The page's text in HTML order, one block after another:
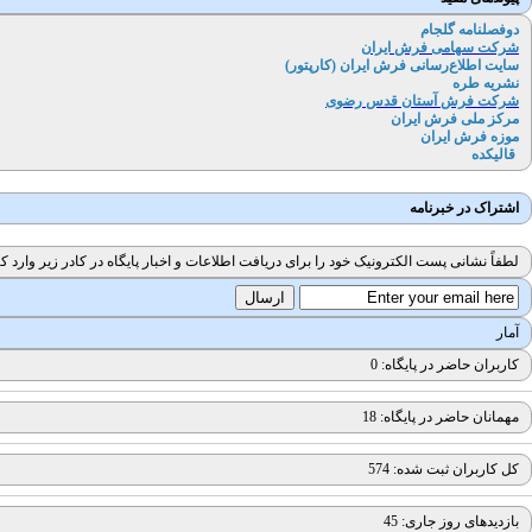
دوفصلنامه گلجام
شرکت سهامی فرش ایران
سایت اطلاع‌رسانی فرش ایران (کارپتور )
نشریه طره
شرکت فرش آستان قدس رضوی
مرکز ملی فرش ایران
موزه فرش ایران
قالیکده
اشتراک در خبرنامه
لطفاً نشانی پست الکترونیک خود را برای دریافت اطلاعات و اخبار پایگاه در کادر زیر وارد
آمار
کاربران حاضر در پایگاه: 0
مهمانان حاضر در پایگاه: 18
کل کاربران ثبت شده: 574
بازدیدهای روز جاری: 45